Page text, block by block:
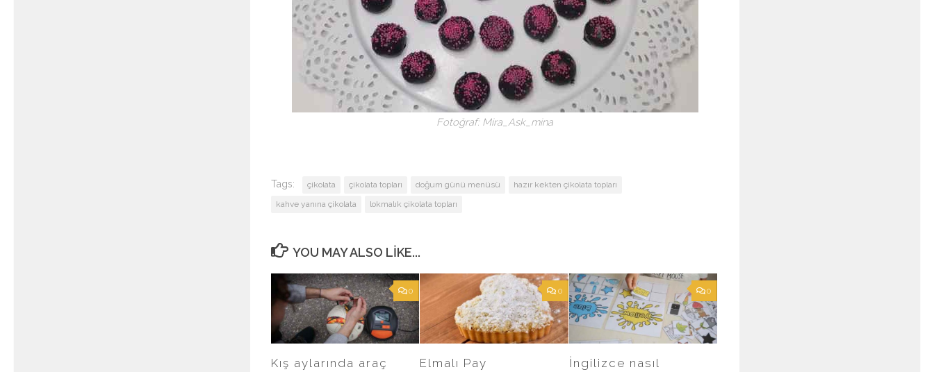
Fotoğraf: Mira_Ask_mina
Tags: çikolata çikolata topları doğum günü menüsü
hazır kekten çikolata topları
kahve yanına çikolata
lokmalık çikolata topları
YOU MAY ALSO LIKE...
0
Kış aylarında araç
0
Elmalı Pay
0
İngilizce nasıl